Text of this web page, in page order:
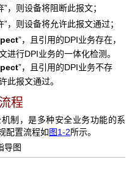
则设备将阻断此报文；
则设备将允许此报文通过；
”，且引用的DPI业务存在，
进行DPI业务的一体化检测。
”，且引用的DPI业务不存
此报文通过。
程
制，是多种安全业务功能的系
配置流程如图1-2所示。
导图